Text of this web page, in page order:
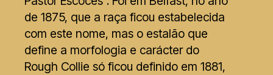
de 1875, que a raça ficou estabelecida
com este nome, mas o estalão que
define a morfologia e carácter do
Rough Collie só ficou definido em 1881,